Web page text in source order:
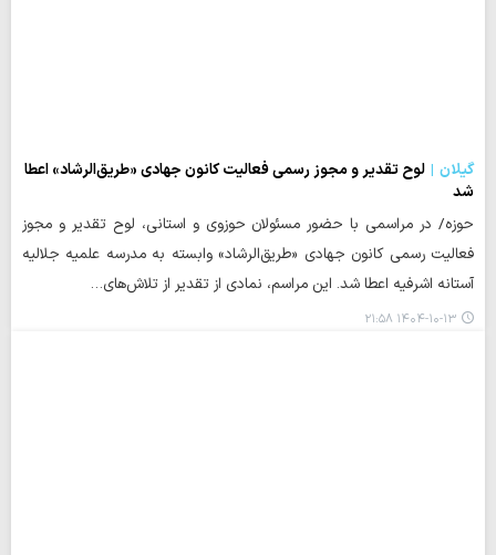
گیلان
لوح تقدیر و مجوز رسمی فعالیت کانون جهادی «طریق‌الرشاد» اعطا
شد
حوزه/ در مراسمی با حضور مسئولان حوزوی و استانی، لوح تقدیر و مجوز
فعالیت رسمی کانون جهادی «طریق‌الرشاد» وابسته به مدرسه علمیه جلالیه
آستانه اشرفیه اعطا شد. این مراسم، نمادی از تقدیر از تلاش‌های…
۱۴۰۴-۱۰-۱۳ ۲۱:۵۸